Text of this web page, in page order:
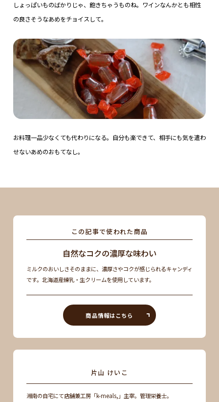
しょっぱいものばかりじゃ、飽きちゃうものね。ワインなんかとも相性
の良さそうなあめをチョイスして。
お料理一品少なくても代わりになる。自分も楽できて、相手にも気を遣わ
せないあめのおもてなし。
この記事で使われた商品
自然なコクの濃厚な味わい
ミルクのおいしさそのままに、濃厚さやコクが感じられるキャンディ
です。北海道産練乳・生クリームを使用しています。
商品情報はこちら
片山 けいこ
湘南の自宅にて店舗兼工房「k-meals,」主宰。管理栄養士。